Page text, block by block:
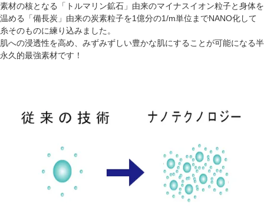
素材の核となる「トルマリン鉱石」由来のマイナスイオン粒子と身体を
温める「備長炭」由来の炭素粒子を1億分の1/m単位までNANO化して
糸そのものに練り込みました。
肌への浸透性を高め、みずみずしい豊かな肌にすることが可能になる半
永久的最強素材です！